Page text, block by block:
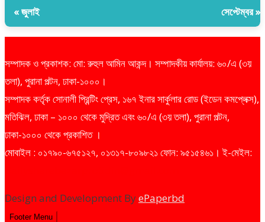
« জুলাই সেপ্টেম্বর »
সম্পাদক ও প্রকাশক: মো: রুহুল আমিন আকন্দ। সম্পাদকীয় কার্যালয়: ৬০/এ (৩য়
তলা), পুরানা পল্টন, ঢাকা-১০০০।
সম্পাদক কর্তৃক সোনালী প্রিন্টিং প্রেস, ১৬৭ ইনার সার্কুলার রোড (ইডেন কমপ্লেক্স),
মতিঝিল, ঢাকা – ১০০০ থেকে মুদ্রিত এবং ৬০/এ (৩য় তলা), পুরানা পল্টন,
ঢাকা-১০০০ থেকে প্রকাশিত ।
মোবাইল : ০১৭৯০-৬৭৫১২৭, ০১৩১৭-৮০৯৮২১ ফোন: ৯৫১৫৪৬১। ই-মেইল:
Design and Development ByePaperbd
Footer Menu